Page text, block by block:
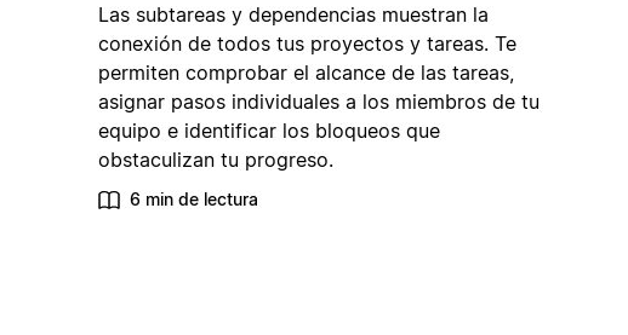
Las subtareas y dependencias muestran la
conexión de todos tus proyectos y tareas. Te
permiten comprobar el alcance de las tareas,
asignar pasos individuales a los miembros de tu
equipo e identificar los bloqueos que
obstaculizan tu progreso.
6 min de lectura